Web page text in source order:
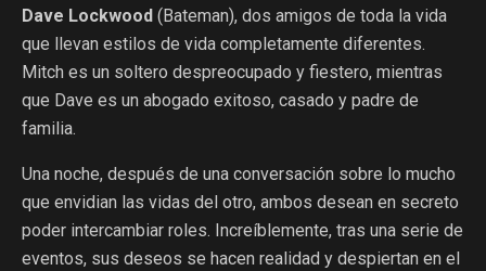
Dave Lockwood (Bateman), dos amigos de toda la vida
que llevan estilos de vida completamente diferentes.
Mitch es un soltero despreocupado y fiestero, mientras
que Dave es un abogado exitoso, casado y padre de
familia.
Una noche, después de una conversación sobre lo mucho
que envidian las vidas del otro, ambos desean en secreto
poder intercambiar roles. Increíblemente, tras una serie de
eventos, sus deseos se hacen realidad y despiertan en el